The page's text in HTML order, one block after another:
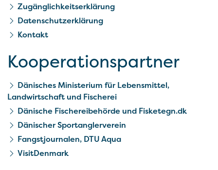
Zugänglichkeitserklärung
Datenschutzerklärung
Kontakt
Kooperationspartner
Dänisches Ministerium für Lebensmittel,
Landwirtschaft und Fischerei
Dänische Fischereibehörde und Fisketegn.dk
Dänischer Sportanglerverein
Fangstjournalen, DTU Aqua
VisitDenmark